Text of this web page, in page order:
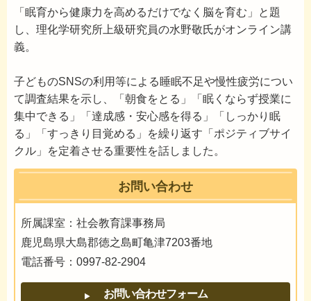
「眠育から健康力を高めるだけでなく脳を育む」と題
し、理化学研究所上級研究員の水野敬氏がオンライン講
義。
子どものSNSの利用等による睡眠不足や慢性疲労につい
て調査結果を示し、「朝食をとる」「眠くならず授業に
集中できる」「達成感・安心感を得る」「しっかり眠
る」「すっきり目覚める」を繰り返す「ポジティブサイ
クル」を定着させる重要性を話しました。
お問い合わせ
所属課室：社会教育課事務局
鹿児島県大島郡徳之島町亀津7203番地
電話番号：0997-82-2904